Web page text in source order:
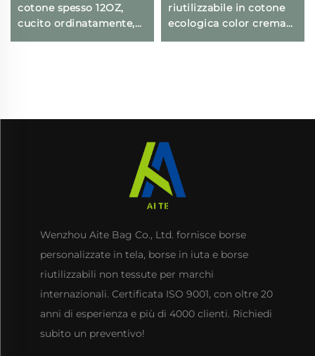
cotone spesso 12OZ,
cucito ordinatamente,
riutilizzabile in cotone
ecologica color crema
Wenzhou Aite Bag Co., Ltd. fornisce borse
personalizzate in tela, borse in iuta e borse
riutilizzabili non tessute per marchi
internazionali. Certificata ISO 9001, con oltre 20
anni di esperienza e più di 4000 clienti. Richiedi
subito un preventivo!